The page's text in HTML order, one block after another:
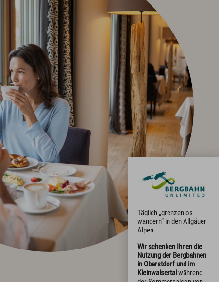
English Kontakt Tel.: 08322 963 30
Täglich „grenzenlos
wandern“ in den Allgäuer
Alpen.
Wir schenken Ihnen die
Nutzung der Bergbahnen
in Oberstdorf und im
Kleinwalsertalwährend